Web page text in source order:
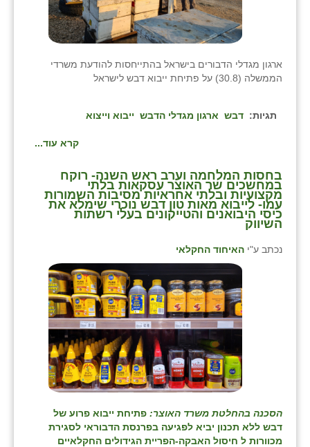
ארגון מגדלי הדבורים בישראל בהתייחסות להודעת משרדי
הממשלה (30.8) על פתיחת ייבוא דבש לישראל
תגיות: דבש ארגון מגדלי הדבש ייבוא וייצוא
קרא עוד...
בחסות המלחמה וערב ראש השנה- רוקח
במחשכים שר האוצר עסקאות בלתי
מקצועיות ובלתי אחראיות מסיבות השמורות
עמו- לייבוא מאות טון דבש נוכרי שימלא את
כיסי היבואנים והטייקונים בעלי רשתות
השיווק
נכתב ע"י האיחוד החקלאי
הסכנה בהחלטת משרד האוצר: פתיחת ייבוא פרוע של
דבש ללא תכנון יביא לפגיעה בפרנסת הדבוראי לסגירת
מכוורות ל חיסול האבקה-הפריית הגידולים החקלאיים